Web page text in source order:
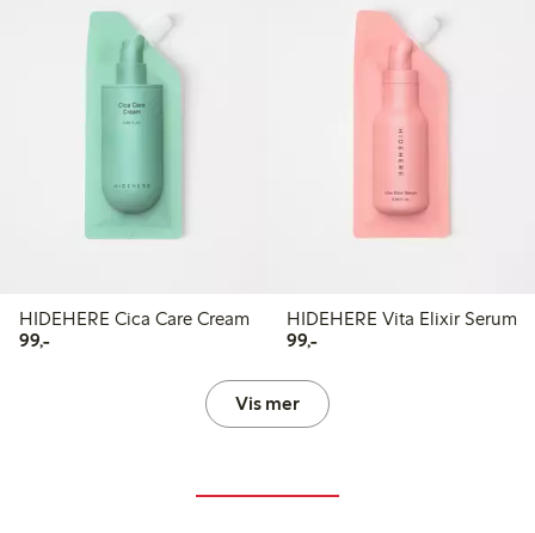
HIDEHERE Cica Care Cream
99,-99,00 kr
HIDEHERE Vita Elixir Serum
99,-99,00 kr
Vis mer